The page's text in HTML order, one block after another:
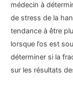
médecin à
de stress de la
tendance à être
lorsque l’os est
déterminer si la
sur les résultats